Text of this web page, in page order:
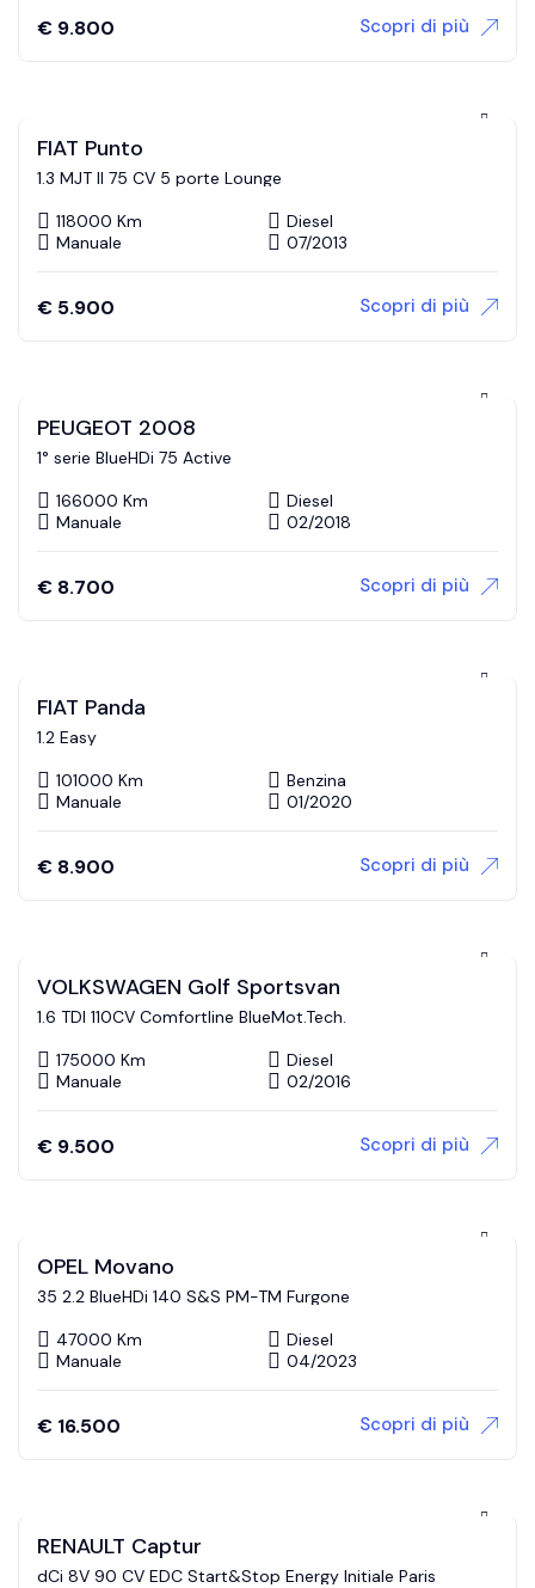
€ 9.800 Scopri di più
FIAT Punto
1.3 MJT II 75 CV 5 porte Lounge
118000 Km
Diesel
Manuale
07/2013
€ 5.900 Scopri di più
PEUGEOT 2008
1° serie BlueHDi 75 Active
166000 Km
Diesel
Manuale
02/2018
€ 8.700 Scopri di più
FIAT Panda
1.2 Easy
101000 Km
Benzina
Manuale
01/2020
€ 8.900 Scopri di più
VOLKSWAGEN Golf Sportsvan
1.6 TDI 110CV Comfortline BlueMot.Tech.
175000 Km
Diesel
Manuale
02/2016
€ 9.500 Scopri di più
OPEL Movano
35 2.2 BlueHDi 140 S&S PM-TM Furgone
47000 Km
Diesel
Manuale
04/2023
€ 16.500 Scopri di più
RENAULT Captur
dCi 8V 90 CV EDC Start&Stop Energy Initiale Paris